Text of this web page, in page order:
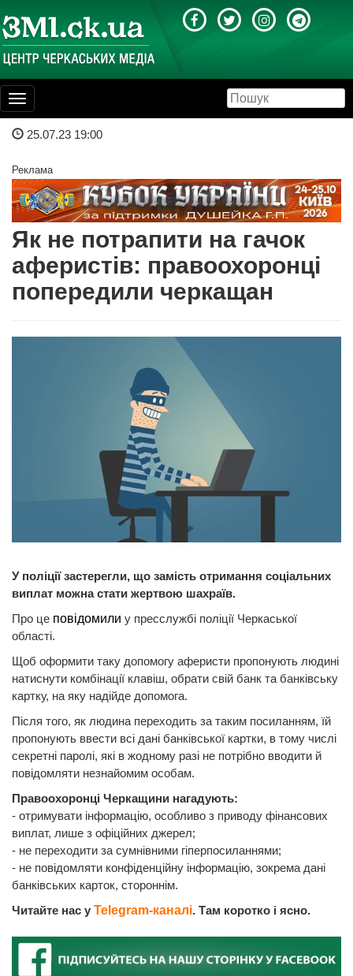
Toggle
navigation
25.07.23 19:00
Реклама
Як не потрапити на гачок
аферистів: правоохоронці
попередили черкащан
У поліції застерегли, що замість отримання соціальних
виплат можна стати жертвою шахраїв.
Про це повідомили у пресслужбі поліції Черкаської
області.
Щоб оформити таку допомогу аферисти пропонують людині
натиснути комбінації клавіш, обрати свій банк та банківську
картку, на яку надійде допомога.
Після того, як людина переходить за таким посиланням, їй
пропонують ввести всі дані банківської картки, в тому числі
секретні паролі, які в жодному разі не потрібно вводити й
повідомляти незнайомим особам.
Правоохоронці Черкащини нагадують:
- отримувати інформацію, особливо з приводу фінансових
виплат, лише з офіційних джерел;
- не переходити за сумнівними гіперпосиланнями;
- не повідомляти конфіденційну інформацію, зокрема дані
банківських карток, стороннім.
Читайте нас у Telegram-каналі. Там коротко і ясно.